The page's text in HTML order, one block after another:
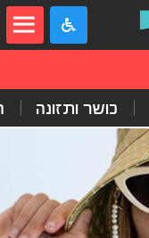
כושר ותזונה